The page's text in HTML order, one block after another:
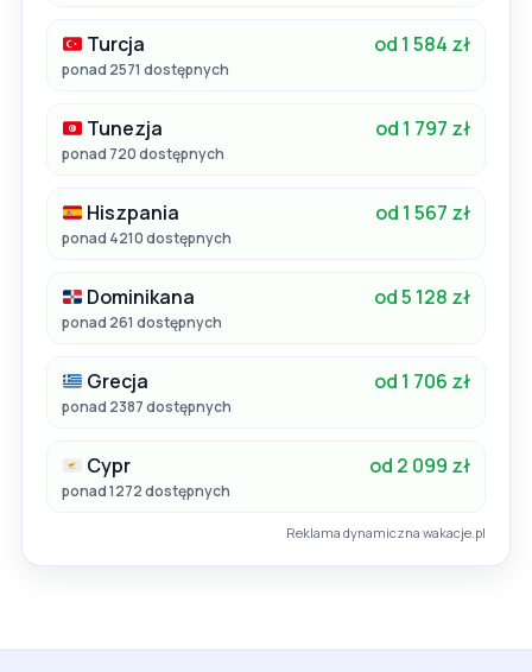
Turcja od 1 584 zł
ponad 2571 dostępnych
Tunezja od 1 797 zł
ponad 720 dostępnych
Hiszpania od 1 567 zł
ponad 4210 dostępnych
Dominikana od 5 128 zł
ponad 261 dostępnych
Grecja od 1 706 zł
ponad 2387 dostępnych
Cypr od 2 099 zł
ponad 1272 dostępnych
Reklama dynamiczna wakacje.pl